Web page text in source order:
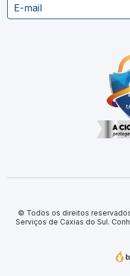
E-mail
© Todos os direitos
Serviços de Caxias do Sul.